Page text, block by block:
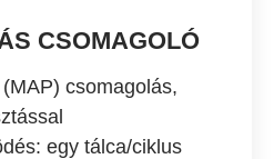
CSOMAGOLÓ
csomagolás,
egy tálca/ciklus